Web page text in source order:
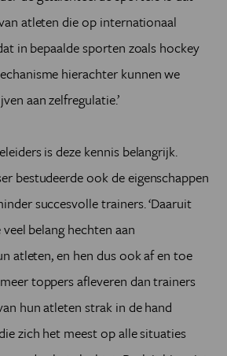
atleten die op internationaal
in bepaalde sporten zoals hockey
hierachter kunnen we
aan zelfregulatie.’
is deze kennis belangrijk.
bestudeerde ook de eigenschappen
succesvolle trainers. ‘Daaruit
belang hechten aan
atleten, en hen dus ook af en toe
toppers afleveren dan trainers
hun atleten strak in de hand
zich het meest op alle situaties